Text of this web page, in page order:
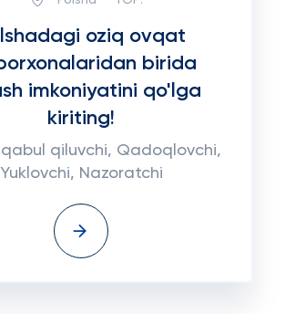
oziq ovqat
birida
imkoniyatini qo'lga
kiriting!
qabul qiluvchi, Qadoqlovchi,
Yuklovchi, Nazoratchi